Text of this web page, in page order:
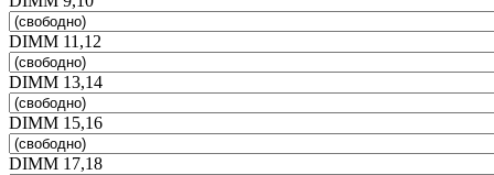
DIMM 11,12
DIMM 13,14
DIMM 15,16
DIMM 17,18